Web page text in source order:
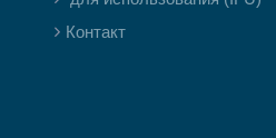
Контакт